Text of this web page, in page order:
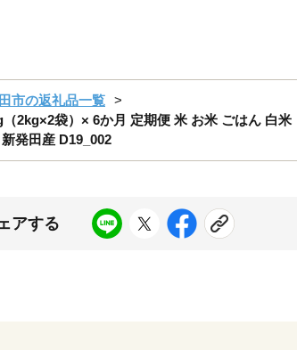
市の返礼品一覧
2kg×2袋）× 6か月 定期便 米 お米 ごはん 白
発田産 D19_002
アする